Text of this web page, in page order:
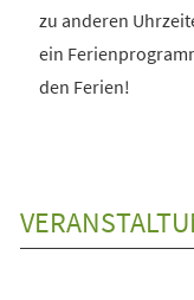
zu anderen
ein
den Ferien!